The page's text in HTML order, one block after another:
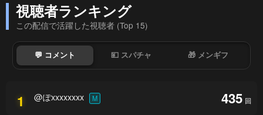
視聴者ランキング
この配信で活躍した視聴者 (Top 15)
💬 コメント 💴 スパチャ 🎁 メンギフ
1 @ぽxxxxxxxx M 435 回